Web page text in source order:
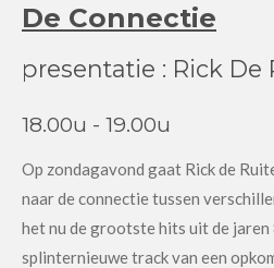
De Connectie
presentatie : Rick De
18.00u - 19.00u
Op zondagavond gaat Rick de
naar de connectie tussen
het nu de grootste hits uit de jaren
splinternieuwe track van een